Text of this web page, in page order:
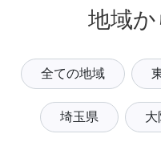
地域
全ての地域
埼玉県 大